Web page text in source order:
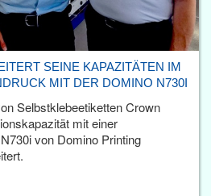
SEINE KAPAZITÄTEN IM
MIT DER DOMINO N730I
Selbstklebeetiketten Crown
mit einer
von Domino Printing